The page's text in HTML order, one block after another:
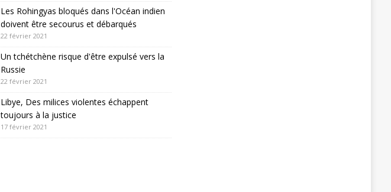
Les Rohingyas bloqués dans l'Océan indien
doivent être secourus et débarqués
22 février 2021
Un tchétchène risque d'être expulsé vers la
Russie
22 février 2021
Libye, Des milices violentes échappent
toujours à la justice
17 février 2021